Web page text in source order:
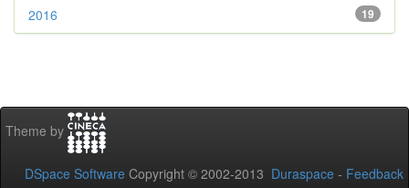
19
2016
Theme by
DSpace Software Copyright © 2002-2013 Duraspace - Feedback